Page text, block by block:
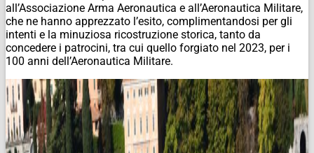
all’Associazione Arma Aeronautica e all’Aeronautica Militare,
che ne hanno apprezzato l’esito, complimentandosi per gli
intenti e la minuziosa ricostruzione storica, tanto da
concedere i patrocini, tra cui quello forgiato nel 2023, per i
100 anni dell’Aeronautica Militare.